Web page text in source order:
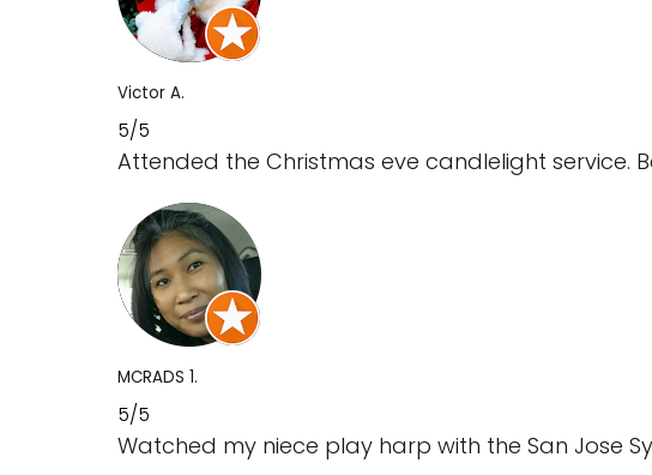
Victor A.
5/5
Attended the Christmas eve candlelight service.
MCRADS 1.
5/5
Watched my niece play harp with the San Jose